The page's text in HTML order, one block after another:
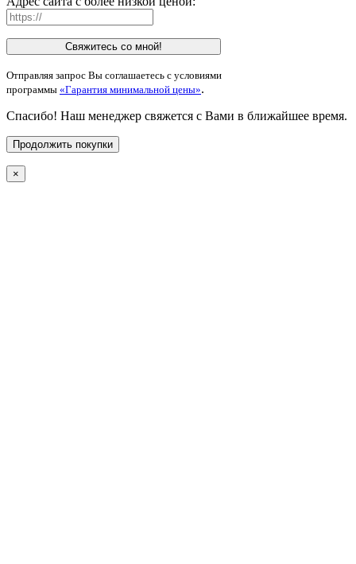
Свяжитесь со мной!
Отправляя запрос Вы соглашаетесь с условиями
программы «Гарантия минимальной цены».
Спасибо! Наш менеджер свяжется с Вами в ближайшее время.
Продолжить покупки
×